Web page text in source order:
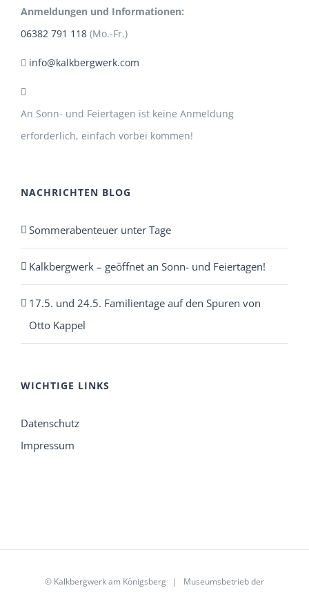
Anmeldungen und Informationen:
06382 791 118 (Mo.-Fr.)
info@kalkbergwerk.com
An Sonn- und Feiertagen ist keine Anmeldung
erforderlich, einfach vorbei kommen!
NACHRICHTEN BLOG
Sommerabenteuer unter Tage
Kalkbergwerk – geöffnet an Sonn- und Feiertagen!
17.5. und 24.5. Familientage auf den Spuren von
Otto Kappel
WICHTIGE LINKS
Datenschutz
Impressum
© Kalkbergwerk am Königsberg | Museumsbetrieb der